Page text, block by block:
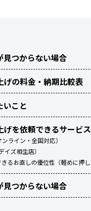
見つからない場合
の料金・納期比較表
いこと
を依頼できるサービ
ライン・全国対応〕
イズ相生店）
るお直しの優位性（軽めに押し
見つからない場合